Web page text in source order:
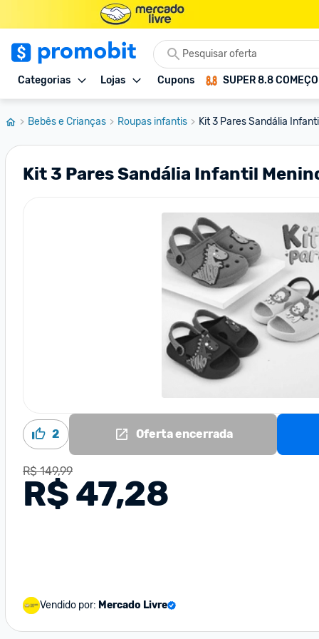
Categorias Lojas Cupons SUPER 8.8
Bebês e Crianças Roupas infantis Kit 3 Pares Sandália
Kit 3 Pares Sandália Infantil
2 Oferta encerrada
R$ 149,99
R$ 47,28
Vendido por: Mercado Livre